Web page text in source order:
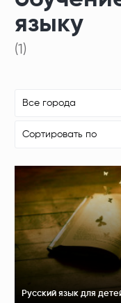
языку
(1)
Все города
Сортировать по
Русский язык для